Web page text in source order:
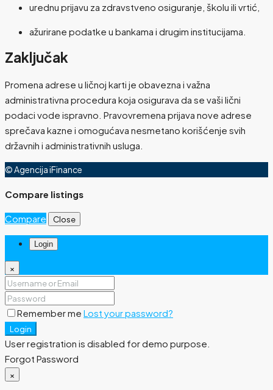
urednu prijavu za zdravstveno osiguranje, školu ili vrtić,
ažurirane podatke u bankama i drugim institucijama.
Zaključak
Promena adrese u ličnoj karti je obavezna i važna
administrativna procedura koja osigurava da se vaši lični
podaci vode ispravno. Pravovremena prijava nove adrese
sprečava kazne i omogućava nesmetano korišćenje svih
državnih i administrativnih usluga.
© Agencija iFinance
Compare listings
Compare Close
Login
×
Remember me Lost your password?
Login
User registration is disabled for demo purpose.
Forgot Password
×